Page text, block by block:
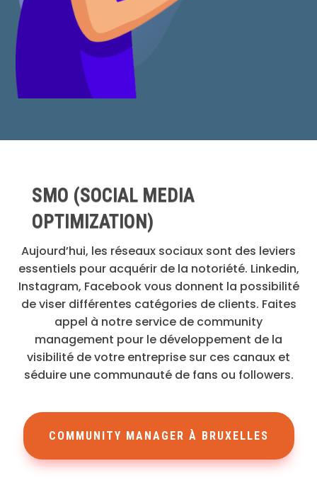
SMO (SOCIAL MEDIA
OPTIMIZATION)
Aujourd’hui, les réseaux sociaux sont des leviers
essentiels pour acquérir de la notoriété. Linkedin,
Instagram, Facebook vous donnent la possibilité
de viser différentes catégories de clients. Faites
appel à notre service de community
management pour le développement de la
visibilité de votre entreprise sur ces canaux et
séduire une communauté de fans ou followers.
COMMUNITY MANAGER À BRUXELLES